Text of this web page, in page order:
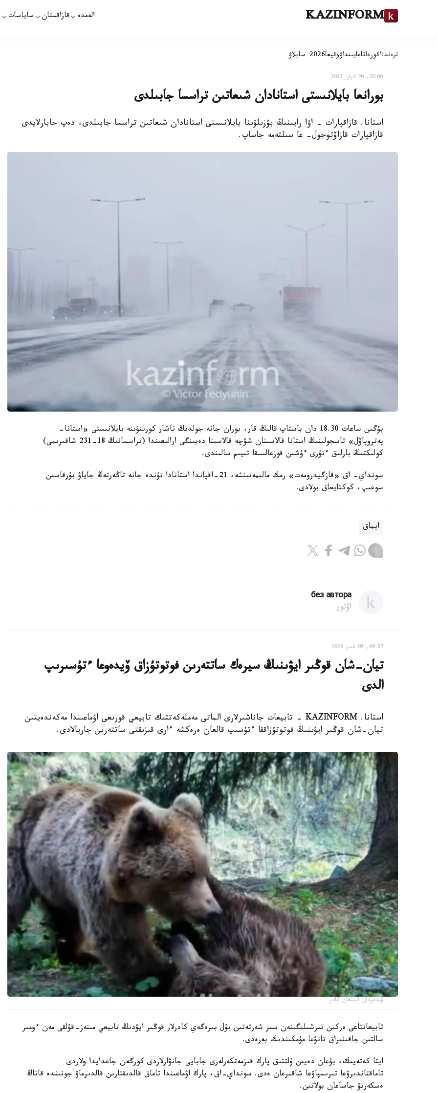
KAZINFORM الەمدە قازاقستان ساياسات
ترەند:اقورداتاعايىنداۋوقيعا2026-سايلاۋ
22:06, 20 اقپان 2023
بورانعا بايلانىستى استانادان شىعاتىن تراسسا جابىلدى
استانا. قازاقپارات - اۋا رايىنىڭ بۇزىلۋىنا بايلانىستى استانادان شىعاتىن تراسسا جابىلدى، دەپ حابارلايدى
قازاقپارات قازاۆتوجول- عا سىلتەمە جاساپ.
بۇگىن ساعات 18.30 دان باستاپ قالىڭ قار، بوران جانە جولدىڭ ناشار كورىنۋىنە بايلانىستى «استانا-
پەتروپاۆل» تاسجولىنىڭ استانا قالاسىنان شۋچە قالاسىنا دەيىنگى ارالىعىندا (تراسسانىڭ 18-231 شاقىرىمى)
كولىكتىڭ بارلىق ءتۇرى ءۇشىن قوزعالىسقا تىيىم سالىندى.
سونداي- اق «قازگيدرومەت» رمك مالىمەتىنشە، 21-اقپاندا استانادا تۇندە جانە تاڭەرتەڭ جاياۋ بۇرقاسىن
سوعىپ، كوكتايعاق بولادى.
ايماق
без автора
اۆتور
09:07, 05 تامىز 2026
تيان-شان قوڭىر ايۋىنىڭ سيرەك ساتتەرىن فوتوتۇزاق ۆيدەوعا ءتۇسىرىپ
الدى
استانا. KAZINFORM - تابيعات جاناشىرلارى الماتى مەملەكەتتىك تابيعي قورىعى اۋماعىندا مەكەندەيتىن
تيان-شان قوڭىر ايۋىنىڭ فوتوتۇزاققا ءتۇسىپ قالعان ەرەكشە ءارى قىزىقتى ساتتەرىن جاريالادى.
ۆيدەودان الىنعان كادر
تابيعاتتاعى ەركىن تىرشىلىگىنەن سىر شەرتەتىن بۇل بىرەگەي كادرلار قوڭىر ايۋدىڭ تابيعي مىنەز-قۇلقى مەن ءومىر
سالتىن جاقىنىراق تانۋعا مۇمكىندىك بەرەدى.
ايتا كەتەيىك، بۇعان دەيىن ۇلتتىق پارك قىزمەتكەرلەرى جابايى جانۋارلاردى كورگەن جاعدايدا ولاردى
تاماقتاندىرۋعا تىرىسپاۋعا شاقىرعان ەدى. سونداي-اق، پارك اۋماعىندا تاماق قالدىقتارىن قالدىرماۋ جونىندە قاتاڭ
ەسكەرتۋ جاساعان بولاتىن.